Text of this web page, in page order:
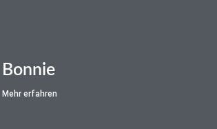
Bonnie
Mehr erfahren